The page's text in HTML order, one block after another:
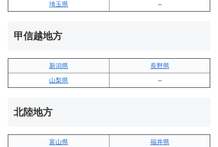
埼玉県
–
甲信越地方
新潟県
長野県
山梨県
–
北陸地方
富山県
福井県